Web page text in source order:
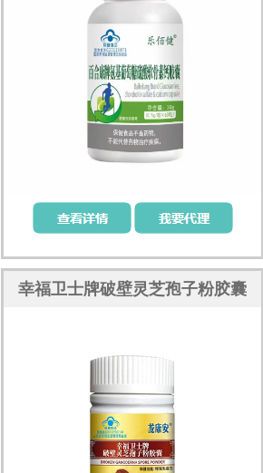
幸福卫士牌破壁灵芝孢子粉胶囊